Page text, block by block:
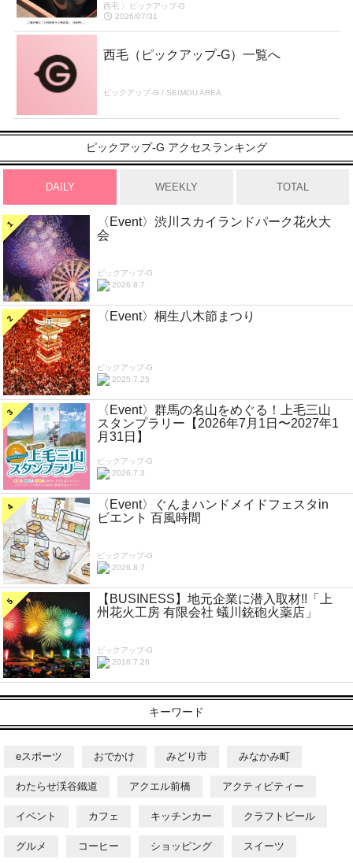
西毛 〉ピックアップ-G
2026/07/31
西毛（ピックアップ-G）一覧へ
ピックアップ-G / SEIMOU AREA
ピックアップ-G アクセスランキング
DAILY WEEKLY TOTAL
〈Event〉渋川スカイランドパーク花火大
会
ピックアップ-G
2026.8.7
〈Event〉桐生八木節まつり
ピックアップ-G
2025.7.25
〈Event〉群馬の名山をめぐる！上毛三山
スタンプラリー【2026年7月1日〜2027年1
月31日】
ピックアップ-G
2026.7.3
〈Event〉ぐんまハンドメイドフェスタin
ビエント 百風時間
ピックアップ-G
2026.8.7
【BUSINESS】地元企業に潜入取材!!「上
州花火工房 有限会社 蟻川銃砲火薬店」
ピックアップ-G
2018.7.26
キーワード
eスポーツ おでかけ みどり市 みなかみ町
わたらせ渓谷鐵道 アクエル前橋 アクティビティー
イベント カフェ キッチンカー クラフトビール
グルメ コーヒー ショッピング スイーツ